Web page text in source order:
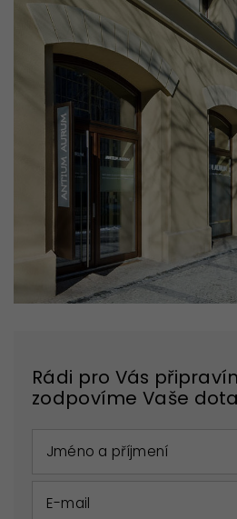
Rádi pro Vás
zodpovíme Vaše